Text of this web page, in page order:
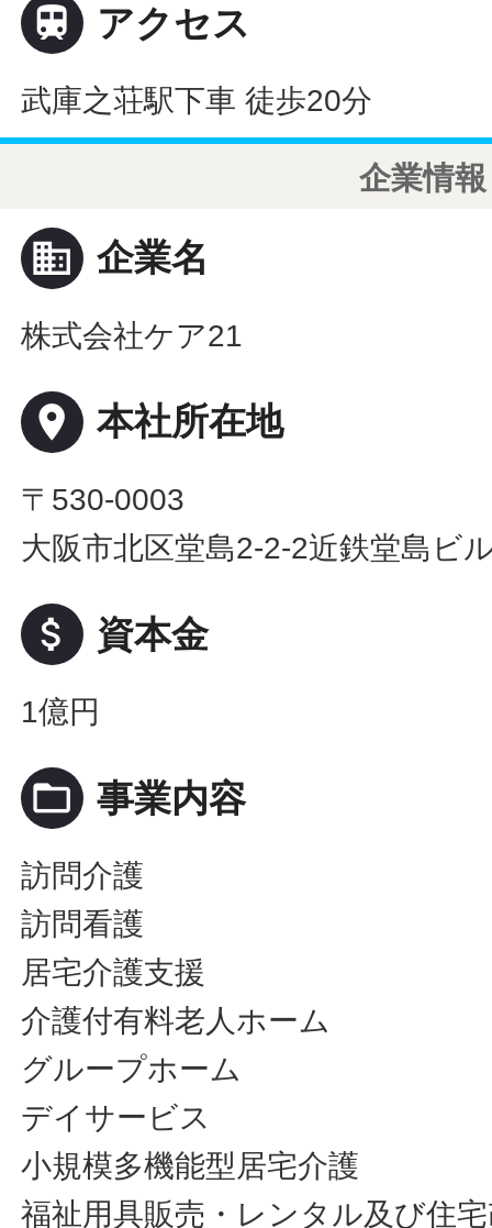
 アクセス
武庫之荘駅下車 徒歩20分
企業情報
business 企業名
株式会社ケア21
place 本社所在地
〒530-0003
大阪市北区堂島2-2-2近鉄堂島ビ
attach_money 資本金
1億円
folder_open 事業内容
訪問介護
訪問看護
居宅介護支援
介護付有料老人ホーム
グループホーム
デイサービス
小規模多機能型居宅介護
福祉用具販売・レンタル及び住